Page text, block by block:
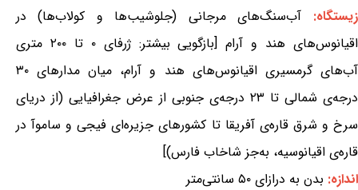
زیستگاه: آب‌سنگ‌های مرجانی (جلوشیب‌ها و کولاب‌ها) در
اقیانوس‌های هند و آرام [بازگویی بیشتر: ژرفای ۰ تا ۲۰۰ متری
آب‌های گرمسیری اقیانوس‌های هند و آرام، میان مدارهای ۳۰
درجه‌ی شمالی تا ۲۳ درجه‌ی جنوبی از عرض جغرافیایی (از دریای
سرخ و شرق قاره‌ی آفریقا تا کشورهای جزیره‌ای فیجی و ساموآ در
قاره‌ی اقیانوسیه، به‌جز شاخاب فارس)]
اندازه: بدن به درازای ۵۰ سانتی‌متر